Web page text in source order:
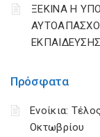
Πρόσφατα
Ενοίκια:
Οκτωβρίου
ΞΕΚΙΝΑ Η